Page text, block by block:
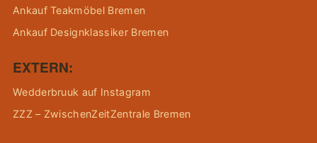
Ankauf Teakmöbel Bremen
Ankauf Designklassiker Bremen
EXTERN:
Wedderbruuk auf Instagram
ZZZ – ZwischenZeitZentrale Bremen